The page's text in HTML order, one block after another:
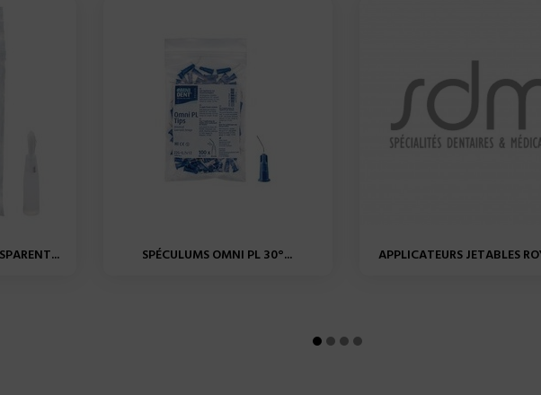
SPÉCULUMS OMNI PL 30°... APPLICATEURS JETABLES